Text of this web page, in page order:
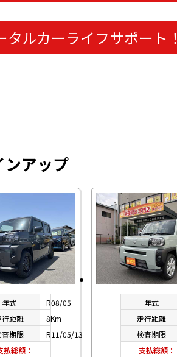
タルカーライフサポート！
ンアップ
年式
R08/05
行距離
8Km
査期限
R11/05/13
払総額：
年式
走行距離
検査期限
支払総額：